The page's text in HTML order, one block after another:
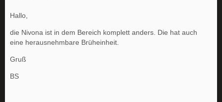
Hallo,
die Nivona ist in dem Bereich komplett anders. Die hat auch
eine herausnehmbare Brüheinheit.
Gruß
BS